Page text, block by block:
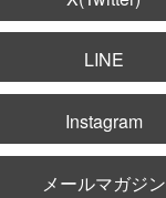
LINE
Instagram
メールマガジン